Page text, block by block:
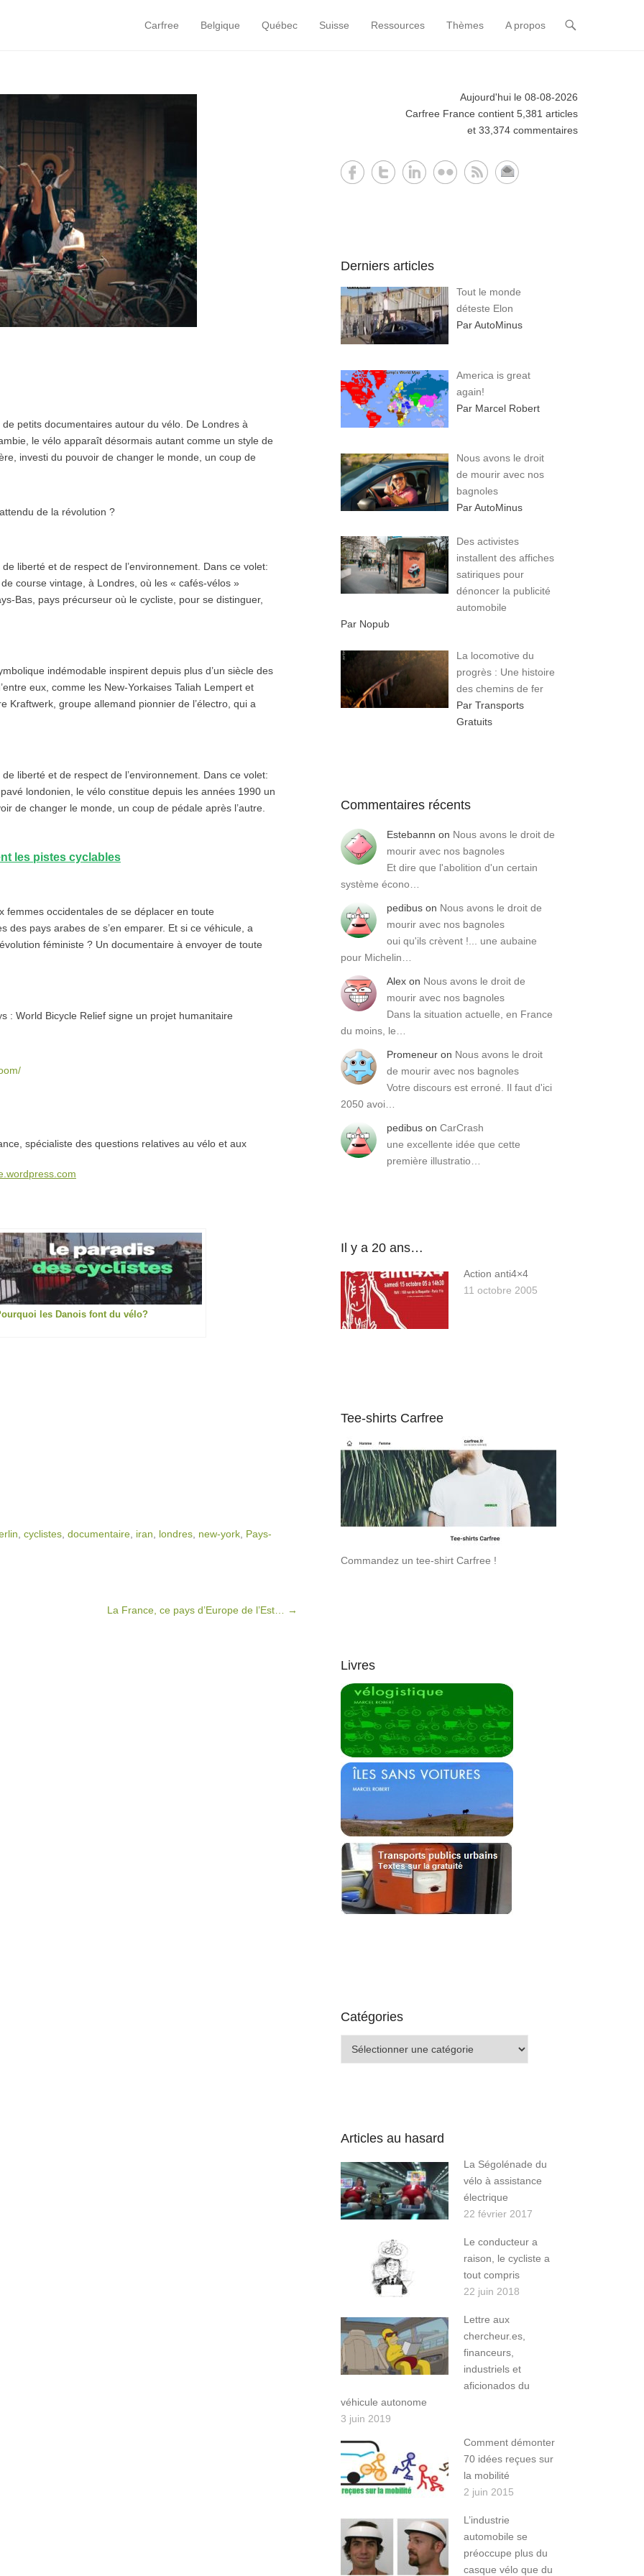
Primary Menu
Skip to content
Carfree Belgique Québec Suisse Ressources Thèmes A propos
petits documentaires autour du vélo. De Londres à
le vélo apparaît désormais autant comme un style de
investi du pouvoir de changer le monde, un coup de
de la révolution ?
liberté et de respect de l’environnement. Dans ce volet:
course vintage, à Londres, où les « cafés-vélos »
Bas, pays précurseur où le cycliste, pour se distinguer,
indémodable inspirent depuis plus d’un siècle des
eux, comme les New-Yorkaises Taliah Lempert et
Kraftwerk, groupe allemand pionnier de l’électro, qui a
liberté et de respect de l’environnement. Dans ce volet:
londonien, le vélo constitue depuis les années 1990 un
de changer le monde, un coup de pédale après l’autre.
les pistes cyclables
femmes occidentales de se déplacer en toute
des pays arabes de s’en emparer. Et si ce véhicule, a
féministe ? Un documentaire à envoyer de toute
: World Bicycle Relief signe un projet humanitaire
spécialiste des questions relatives au vélo et aux
les Danois font du vélo?
cyclistes documentaire iran londres new-york Pays-
La France, ce pays d’Europe de l’Est… →
Aujourd'hui le 08-08-2026
Carfree France contient 5,381 articles
et 33,374 commentaires
Derniers articles
Tout le monde
déteste Elon
Par AutoMinus
America is great
again!
Par Marcel Robert
Nous avons le droit
de mourir avec nos
bagnoles
Par AutoMinus
Des activistes
installent des affiches
satiriques pour
dénoncer la publicité
automobile
Par Nopub
La locomotive du
progrès : Une histoire
des chemins de fer
Par Transports
Gratuits
Commentaires récents
Estebannn on Nous avons le droit de
mourir avec nos bagnoles
Et dire que l'abolition d'un certain
système écono…
pedibus on Nous avons le droit de
mourir avec nos bagnoles
oui qu'ils crèvent !... une aubaine
pour Michelin…
Alex on Nous avons le droit de
mourir avec nos bagnoles
Dans la situation actuelle, en France
du moins, le…
Promeneur on Nous avons le droit
de mourir avec nos bagnoles
Votre discours est erroné. Il faut d'ici
2050 avoi…
pedibus on CarCrash
une excellente idée que cette
première illustratio…
Il y a 20 ans…
Action anti4×4
11 octobre 2005
Tee-shirts Carfree
Commandez un tee-shirt Carfree !
Livres
Catégories
Articles au hasard
La Ségolénade du
vélo à assistance
électrique
22 février 2017
Le conducteur a
raison, le cycliste a
tout compris
22 juin 2018
Lettre aux
chercheur.es,
financeurs,
industriels et
aficionados du
véhicule autonome
3 juin 2019
Comment démonter
70 idées reçues sur
la mobilité
2 juin 2015
L’industrie
automobile se
préoccupe plus du
casque vélo que du